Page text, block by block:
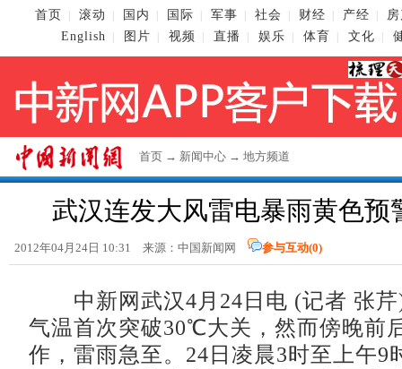
首页 滚动 国内 国际 军事 社会 财经 产经
English
图片 视频 直播 娱乐 体育 文化
首页 → 新闻中心 → 地方频道
武汉连发大风雷电暴雨黄色预
2012年04月24日 10:31 来源：中国新闻网 参与互动(0)
中新网武汉4月24日电 (记者 张芹
气温首次突破30℃大关，然而傍晚前
作，雷雨急至。24日凌晨3时至上午9